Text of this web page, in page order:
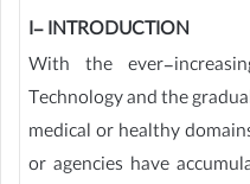
I- INTRODUCTION
With the ever-
Technology and the
medical or healthy
or agencies have